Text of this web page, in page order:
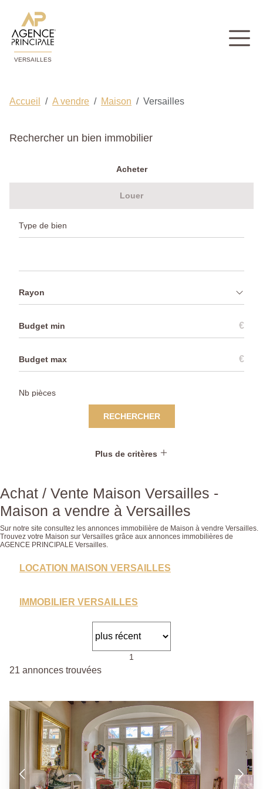
VERSAILLES
Accueil A vendre Maison Versailles
Rechercher un bien immobilier
Acheter
Louer
Rayon
€
€
RECHERCHER
Plus de critères
Achat / Vente Maison Versailles -
Maison a vendre à Versailles
Sur notre site consultez les annonces immobilière de Maison à vendre Versailles.
Trouvez votre Maison sur Versailles grâce aux annonces immobilières de
AGENCE PRINCIPALE Versailles.
LOCATION MAISON VERSAILLES
IMMOBILIER VERSAILLES
1
21 annonces trouvées